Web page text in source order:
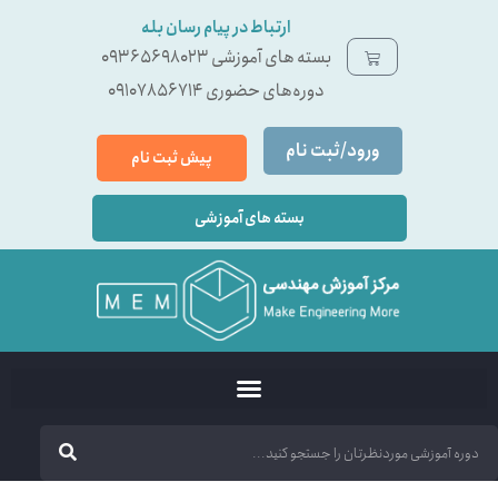
ارتباط در پیام رسان بله
بسته ‌های آموزشی 09365698023
دوره‌های حضوری 09107856714
ورود/ثبت نام پیش ثبت نام
بسته های آموزشی